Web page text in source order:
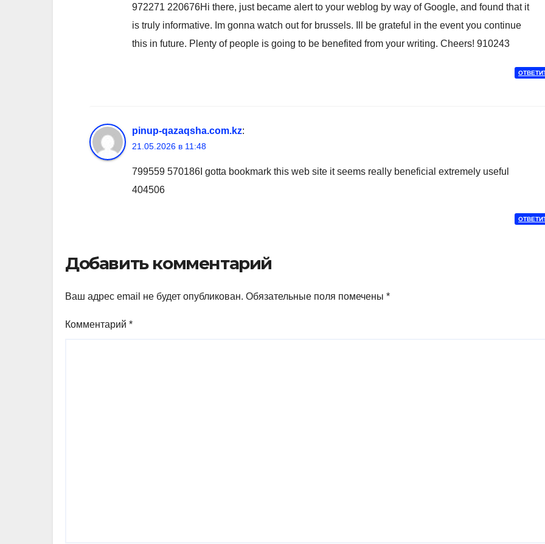
972271 220676Hi there, just became alert to your weblog by way of Google, and found that it
is truly informative. Im gonna watch out for brussels. Ill be grateful in the event you continue
this in future. Plenty of people is going to be benefited from your writing. Cheers! 910243
pinup-qazaqsha.com.kz:
21.05.2026 в 11:48
799559 570186I gotta bookmark this web site it seems really beneficial extremely useful
404506
Добавить комментарий
Ваш адрес email не будет опубликован. Обязательные поля помечены *
Комментарий *